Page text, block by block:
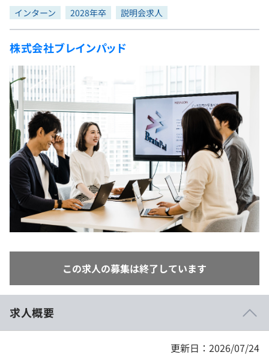
インターン
新卒エージェント
イベント・セミナー
インタビュー
就活成功ガイド
問題集
4択課題
ナレッジ
リファレンス
プラン
個人向けプラン
法人向けプラン
学校向けプラン
プログラミング言語
評価結果一覧
再チャレンジ結果一覧
ゲーム・マンガ
Tech Team Journal
paiza times
note
paizaとは？
インターン 2028年卒 説明会求人
株式会社ブレインパッド
この求人の募集は終了しています
求人概要
更新日：2026/07/24